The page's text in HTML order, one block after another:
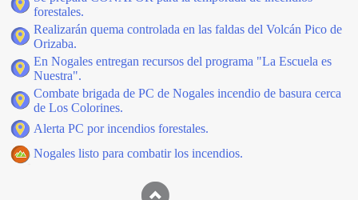
forestales.
Realizarán quema controlada en las faldas del Volcán Pico de
Orizaba.
En Nogales entregan recursos del programa "La Escuela es
Nuestra".
Combate brigada de PC de Nogales incendio de basura cerca
de Los Colorines.
Alerta PC por incendios forestales.
Nogales listo para combatir los incendios.